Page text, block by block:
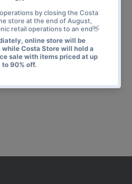
和 Y 型按摩頭，提供多樣按摩體驗
、腰部和下半身大肌群
據狀況調整按摩強度
間長達 2.5 小時
便攜